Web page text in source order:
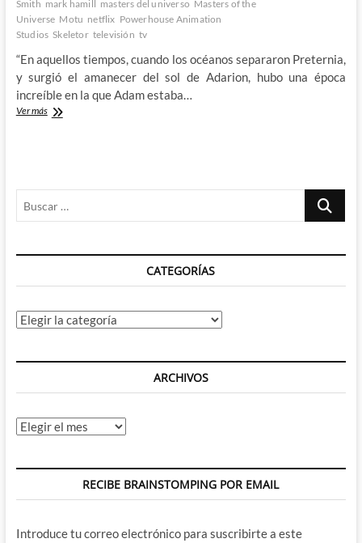
Smith mark hamill masters del universo Masters of the
Universe Motu netflix Powerhouse Animation
Studios Skeletor televisión tv
“En aquellos tiempos, cuando los océanos separaron Preternia,
y surgió el amanecer del sol de Adarion, hubo una época
increíble en la que Adam estaba…
Ver más¡Por
Man
el
–
trailer
de
Buscar
CATEGORÍAS
Categorías
ARCHIVOS
Archivos
RECIBE BRAINSTOMPING POR EMAIL
Introduce tu correo electrónico para suscribirte a este